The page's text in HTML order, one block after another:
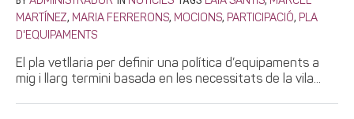
MARTÍNEZ, MARIA FERRERONS, MOCIONS, PARTICIPACIÓ, PLA
D'EQUIPAMENTS
El pla vetllaria per definir una política d’equipaments a
mig i llarg termini basada en les necessitats de la vila...